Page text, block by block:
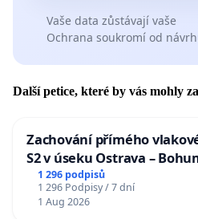
Vaše data zůstávají vaše
Ochrana soukromí od
Další petice, které by vás mohly
Zachování přímého
S2 v úseku Ostrava –
u Jablunkova
1 296 podpisů
1 296 Podpisy / 7 dní
1 Aug 2026